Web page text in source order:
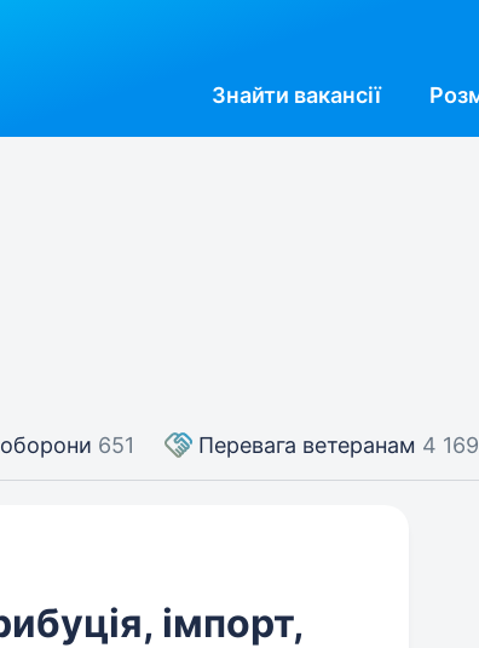
Знайти вакансії
651 Перевага ветеранам 4 169
імпорт,